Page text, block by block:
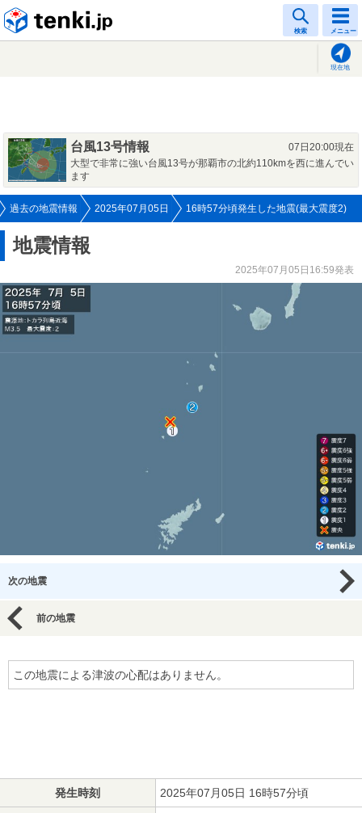
検索 メニュー
現在地
台風13号情報
07日20:00現在
大型で非常に強い台風13号が那覇市の北約110kmを西に進んでい
ます
過去の地震情報 2025年07月05日 16時57分頃発生した地震(最大震度2)
地震情報
2025年07月05日16:59発表
次の地震
前の地震
この地震による津波の心配はありません。
発生時刻 2025年07月05日 16時57分頃